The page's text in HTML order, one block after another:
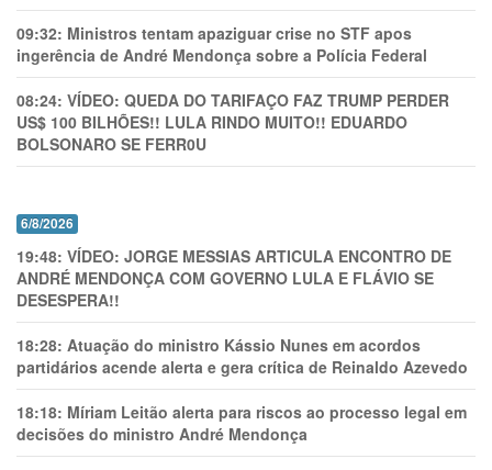
09:32: Ministros tentam apaziguar crise no STF apos
ingerência de André Mendonça sobre a Polícia Federal
08:24: VÍDEO: QUEDA DO TARIFAÇO FAZ TRUMP PERDER
US$ 100 BILHÕES!! LULA RINDO MUITO!! EDUARDO
BOLSONARO SE FERR0U
6/8/2026
19:48: VÍDEO: JORGE MESSIAS ARTICULA ENCONTRO DE
ANDRÉ MENDONÇA COM GOVERNO LULA E FLÁVIO SE
DESESPERA!!
18:28: Atuação do ministro Kássio Nunes em acordos
partidários acende alerta e gera crítica de Reinaldo Azevedo
18:18: Míriam Leitão alerta para riscos ao processo legal em
decisões do ministro André Mendonça